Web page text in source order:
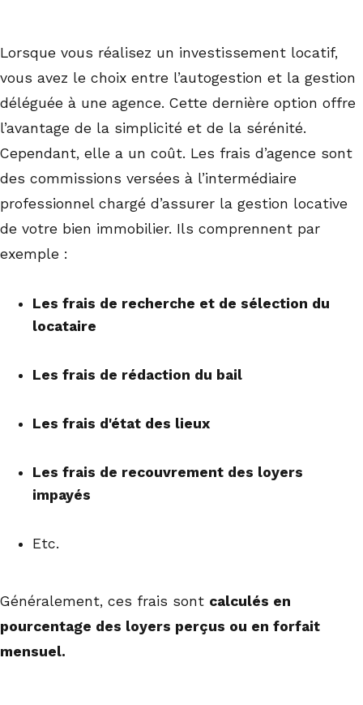
Lorsque vous réalisez un investissement locatif,
vous avez le choix entre l’autogestion et la gestion
déléguée à une agence. Cette dernière option offre
l’avantage de la simplicité et de la sérénité.
Cependant, elle a un coût. Les frais d’agence sont
des commissions versées à l’intermédiaire
professionnel chargé d’assurer la gestion locative
de votre bien immobilier. Ils comprennent par
exemple :
Les frais de recherche et de sélection du
locataire
Les frais de rédaction du bail
Les frais d'état des lieux
Les frais de recouvrement des loyers
impayés
Etc.
Généralement, ces frais sont calculés en
pourcentage des loyers perçus ou en forfait
mensuel.